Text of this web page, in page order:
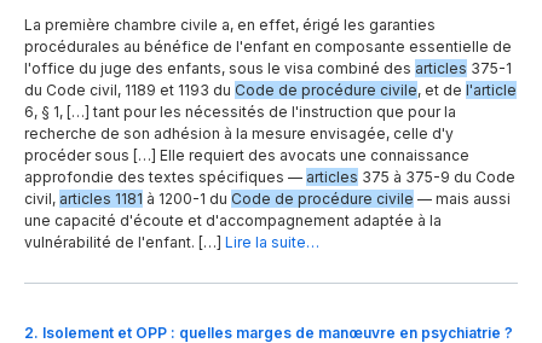
La première chambre civile a, en effet, érigé les garanties
procédurales au bénéfice de l'enfant en composante essentielle de
l'office du juge des enfants, sous le visa combiné des articles 375-1
du Code civil, 1189 et 1193 du Code de procédure civile, et de l'article
6, § 1, […] tant pour les nécessités de l'instruction que pour la
recherche de son adhésion à la mesure envisagée, celle d'y
procéder sous […] Elle requiert des avocats une connaissance
approfondie des textes spécifiques — articles 375 à 375-9 du Code
civil, articles 1181 à 1200-1 du Code de procédure civile — mais aussi
une capacité d'écoute et d'accompagnement adaptée à la
vulnérabilité de l'enfant. […] Lire la suite…
2. Isolement et OPP : quelles marges de manœuvre en psychiatrie ?